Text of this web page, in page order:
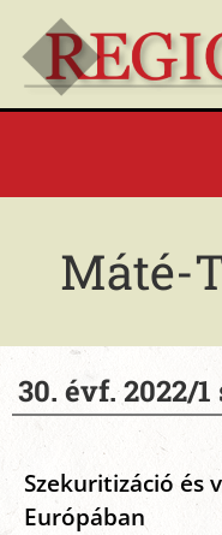
Máté-
30. évf. 2022/1
Szekuritizáció és
Európában